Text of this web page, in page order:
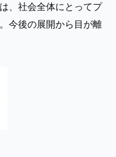
、社会全体にとってプ
今後の展開から目が離